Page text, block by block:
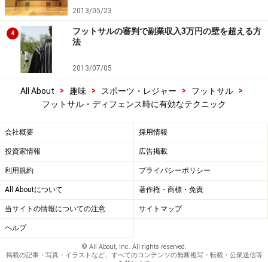
2013/05/23
4
フットサルの審判で副業収入3万円の壁を超える方
法
2013/07/05
All About > 趣味 > スポーツ・レジャー > フットサル
>
フットサル・ディフェンス時に有効なテクニック
会社概要 採用情報
投資家情報 広告掲載
利用規約 プライバシーポリシー
All Aboutについて 著作権・商標・免責
当サイトの情報についての注意 サイトマップ
ヘルプ
© All About, Inc. All rights reserved.
掲載の記事・写真・イラストなど、すべてのコンテンツの無断複写・転載・公衆送信等